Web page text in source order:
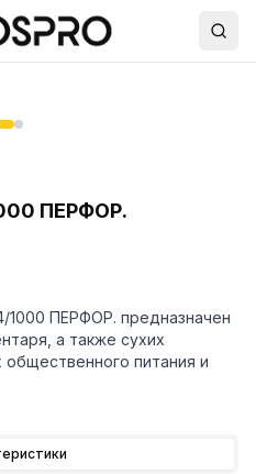
ПЕРФОР.
ПЕРФОР. предназначен
а также сухих
питания и